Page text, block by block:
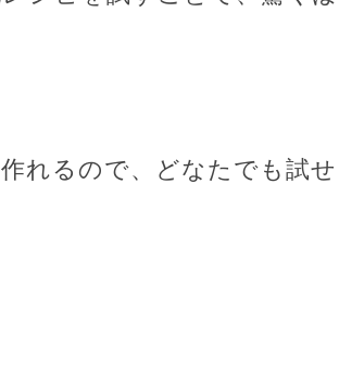
れるので、どなたでも試